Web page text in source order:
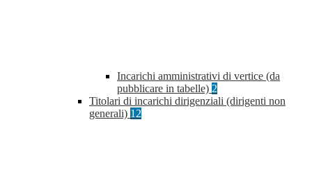
Incarichi amministrativi di vertice (da
pubblicare in tabelle) 2
Titolari di incarichi dirigenziali (dirigenti non
generali) 12